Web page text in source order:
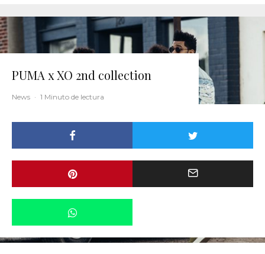
PUMA x XO 2nd collection
News · 1 Minuto de lectura